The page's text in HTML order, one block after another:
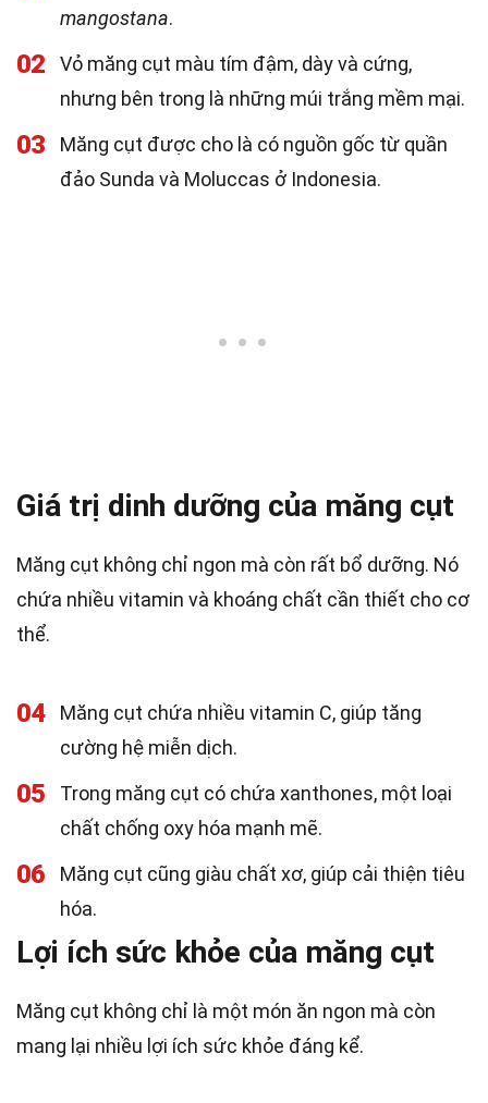
mangostana.
02
Vỏ măng cụt màu tím đậm, dày và cứng,
nhưng bên trong là những múi trắng mềm mại.
03
Măng cụt được cho là có nguồn gốc từ quần
đảo Sunda và Moluccas ở Indonesia.
Giá trị dinh dưỡng của măng cụt
Măng cụt không chỉ ngon mà còn rất bổ dưỡng. Nó
chứa nhiều vitamin và khoáng chất cần thiết cho cơ
thể.
04
Măng cụt chứa nhiều vitamin C, giúp tăng
cường hệ miễn dịch.
05
Trong măng cụt có chứa xanthones, một loại
chất chống oxy hóa mạnh mẽ.
06
Măng cụt cũng giàu chất xơ, giúp cải thiện tiêu
hóa.
Lợi ích sức khỏe của măng cụt
Măng cụt không chỉ là một món ăn ngon mà còn
mang lại nhiều lợi ích sức khỏe đáng kể.